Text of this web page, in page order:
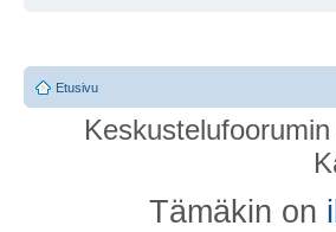
Etusivu
Tämäkin on